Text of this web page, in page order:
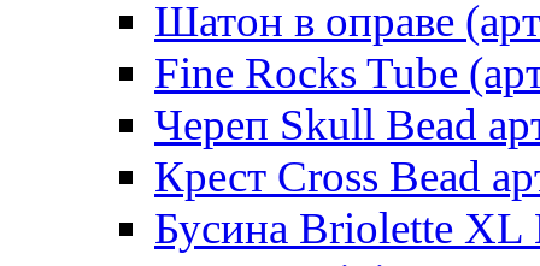
Шатон в оправе
Fine Rocks Tube
Череп Skull Bead
Крест Cross Bead
Бусина Briolette XL